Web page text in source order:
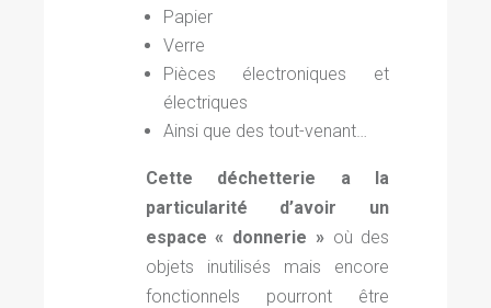
Papier
Verre
Pièces électroniques et
électriques
Ainsi que des tout-venant…
Cette déchetterie a la
particularité d’avoir un
espace « donnerie »où des
objets inutilisés mais encore
fonctionnels pourront être